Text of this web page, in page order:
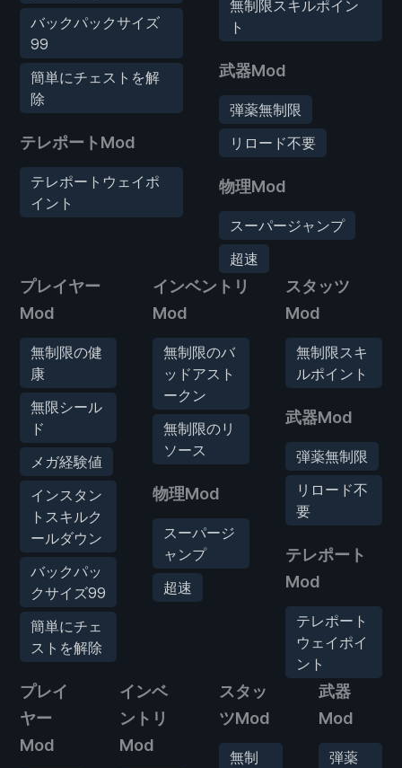
バックパックサイズ
99
簡単にチェストを解
除
テレポートMod
テレポートウェイポ
イント
無制限スキルポイン
ト
武器Mod
弾薬無制限
リロード不要
物理Mod
スーパージャンプ
超速
プレイヤー
Mod
無制限の健
康
無限シール
ド
メガ経験値
インスタン
トスキルク
ールダウン
バックパッ
クサイズ99
簡単にチェ
ストを解除
インベントリ
Mod
無制限のバ
ッドアスト
ークン
無制限のリ
ソース
物理Mod
スーパージ
ャンプ
超速
スタッツ
Mod
無制限スキ
ルポイント
武器Mod
弾薬無制限
リロード不
要
テレポート
Mod
テレポート
ウェイポイ
ント
プレイ
ヤー
Mod
インベ
ントリ
Mod
スタッ
ツMod
無制
武器
Mod
弾薬